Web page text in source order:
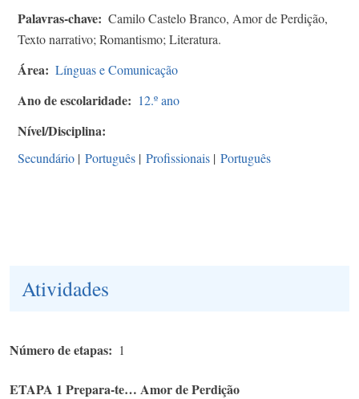
Palavras-chave
Camilo Castelo Branco, Amor de Perdição,
Texto narrativo; Romantismo; Literatura.
Área Línguas e Comunicação
Ano de escolaridade 12.º ano
Nível/Disciplina
Secundário | Português | Profissionais | Português
Atividades
Número de etapas 1
ETAPA 1 Prepara-te… Amor de Perdição